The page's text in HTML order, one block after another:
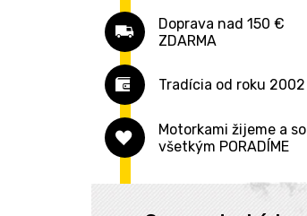
Řídítka
Powerbank
Zadné
Príslušenstvo
Nájazdové rampy
Diskové s alarmom
Reťazové
Špirálové
Armované
U-zámky
Plachty na moto
Univerzálny
Garáž
Univerzálny na kufor
Batohy
Osobná batožina
Ľadvinky
Navigácia, púzdra
Púzdra na mobily
Navigácia
Náradie
Bezpečnosť
Vesty
Kozmetika
Doprava nad 150 €
ZDARMA
Tradícia od roku 2002
Motorkami žijeme a so
všetkým PORADÍME